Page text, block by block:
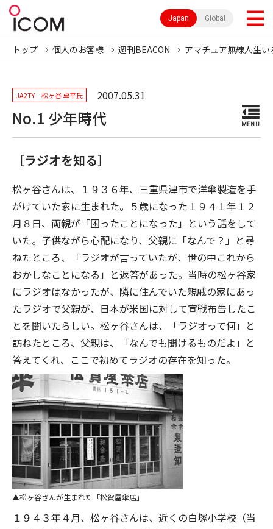
Japan Global
トップ 個人のお客様 週刊BEACON アマチュア無線人生い
JA2TY 松ヶ谷 卓平氏 2007.05.31
No.1 少年時代 MENU
［ラジオを知る］
松ヶ谷さんは、１９３６年、三重県津市で洋傘製造を手
がけていた家に生まれた。５歳になった１９４１年１２
月８日、両親が「困ったことになった」という話をして
いた。子供ながら心配になり、父親に「なんで？」と尋
ねたところ、「ラジオが言っていたが、世の中これから
おかしなことになる」と返答があった。当時の松ヶ谷家
にラジオはなかったが、隣に住んでいた親戚の家にあっ
たラジオで父親が、日本が米国に対して宣戦布告したこ
とを聞いたらしい。松ヶ谷さんは、「ラジオって何」と
訪ねたところ、父親は、「なんでも聞けるものだよ」と
答えてくれ、ここで初めてラジオの存在を知った。
松ヶ谷さんが生まれた「松賀屋傘店」
１９４３年４月、松ヶ谷さんは、近くの白塚小学校（当